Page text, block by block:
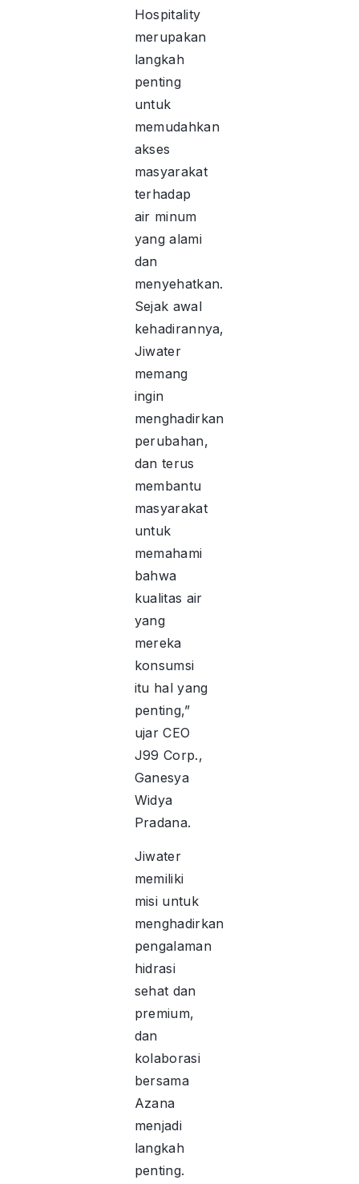
Hospitality
merupakan
langkah
penting
untuk
memudahkan
akses
masyarakat
terhadap
air minum
yang alami
dan
menyehatkan.
Sejak awal
kehadirannya,
Jiwater
memang
ingin
menghadirkan
perubahan,
dan terus
membantu
masyarakat
untuk
memahami
bahwa
kualitas air
yang
mereka
konsumsi
itu hal yang
penting,”
ujar CEO
J99 Corp.,
Ganesya
Widya
Pradana.
Jiwater
memiliki
misi untuk
menghadirkan
pengalaman
hidrasi
sehat dan
premium,
dan
kolaborasi
bersama
Azana
menjadi
langkah
penting.